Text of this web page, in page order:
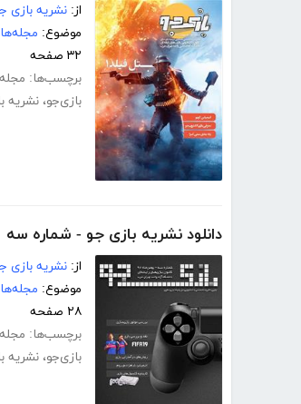
از: نشریه بازی
موضوع:
۳۲ صفحه
برچسب‌ها:
بازی‌جو، نشریه
دانلود نشریه بازی جو - شماره سه
از: نشریه بازی
موضوع:
۲۸ صفحه
برچسب‌ها:
بازی‌جو، نشریه